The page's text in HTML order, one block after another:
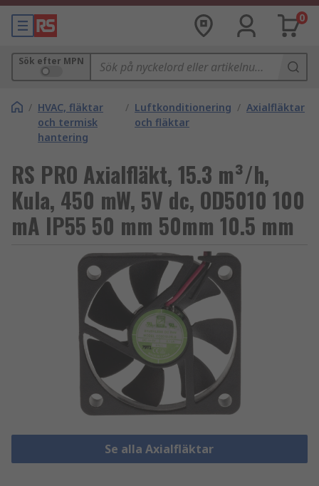
0
Sök efter MPN
/ HVAC, fläktar
och termisk
hantering
/ Luftkonditionering
och fläktar
/ Axialfläktar
RS PRO Axialfläkt, 15.3 m³/h,
Kula, 450 mW, 5V dc, OD5010 100
mA IP55 50 mm 50mm 10.5 mm
Se alla Axialfläktar